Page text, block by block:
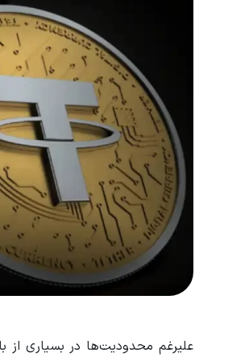
علیرغم محدودیت‌ها در بسیاری از